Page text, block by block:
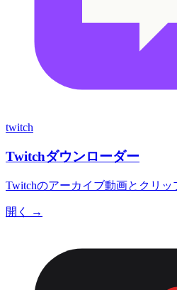
twitch
Twitchダウンローダー
Twitchのアーカイブ動画とクリッ
開く →